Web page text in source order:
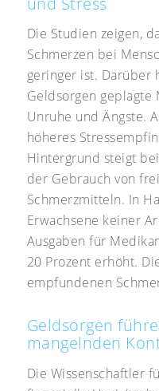
Die Studien zeigen,
Schmerzen bei
geringer ist. Darüber
Geldsorgen geplagte
Unruhe und Ängste.
höheres
Hintergrund steigt
der Gebrauch von
Schmerzmitteln. In
Erwachsene keiner
Ausgaben für
20 Prozent erhöht.
empfundenen
Geldsorgen
mangelnden
Die Wissenschaftler